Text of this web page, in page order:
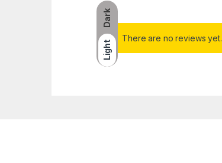
Dark
Light
There are no reviews yet.